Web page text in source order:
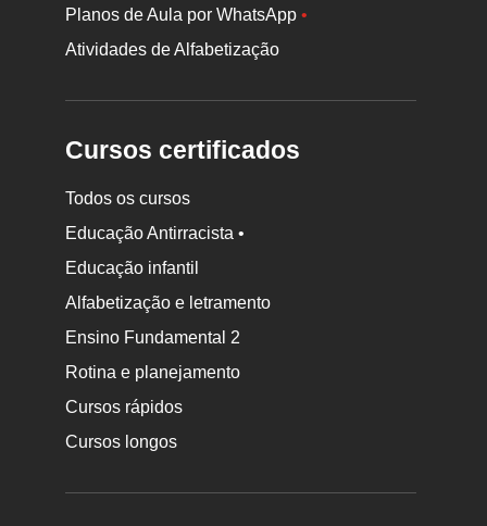
Planos de Aula por WhatsApp•
Atividades de Alfabetização
Cursos certificados
Todos os cursos
Educação Antirracista •
Educação infantil
Alfabetização e letramento
Ensino Fundamental 2
Rotina e planejamento
Cursos rápidos
Cursos longos